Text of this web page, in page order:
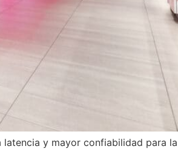
y mayor confiabilidad para la